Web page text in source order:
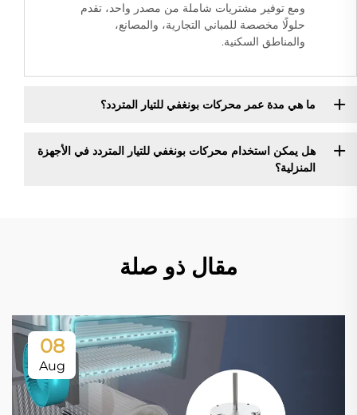
ومع توفير مشتريات شاملة من مصدر واحد، تقدم
حلولًا مخصصة للمباني التجارية، والمصانع،
والمناطق السكنية.
ما هي مدة عمر محركات بونغفي للتيار المتردد؟
هل يمكن استخدام محركات بونغفي للتيار المتردد في الأجهزة
المنزلية؟
مقال ذو صلة
08
Aug